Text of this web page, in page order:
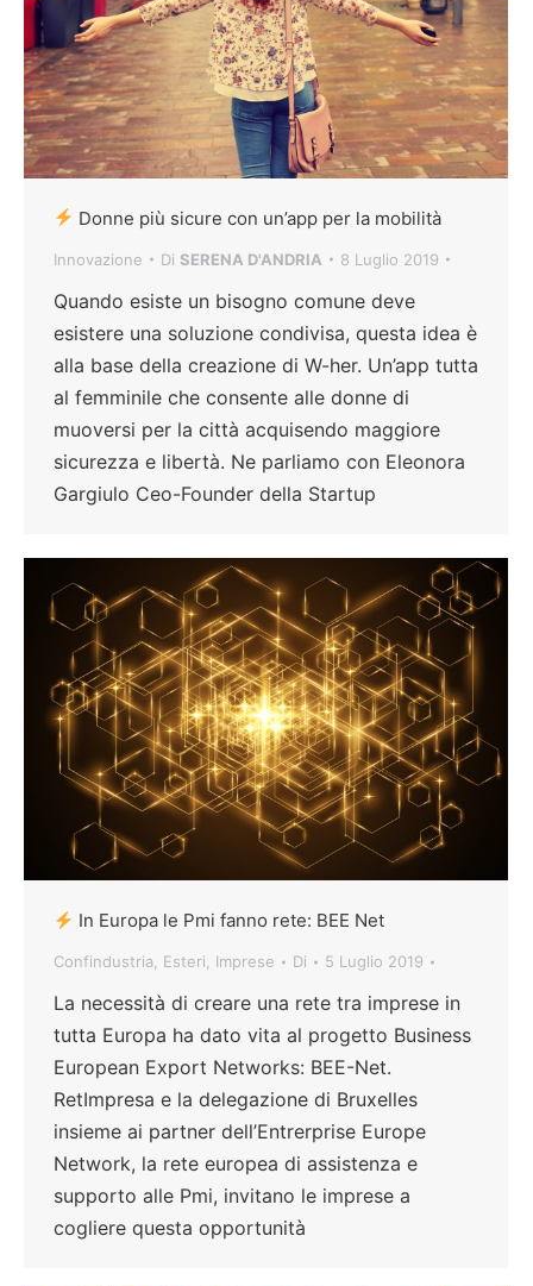
Donne più sicure con un’app per la mobilità
Innovazione Di SERENA D'ANDRIA 8 Luglio 2019
Quando esiste un bisogno comune deve
esistere una soluzione condivisa, questa idea è
alla base della creazione di W-her. Un’app tutta
al femminile che consente alle donne di
muoversi per la città acquisendo maggiore
sicurezza e libertà. Ne parliamo con Eleonora
Gargiulo Ceo-Founder della Startup
In Europa le Pmi fanno rete: BEE Net
Confindustria Esteri Imprese Di 5 Luglio 2019
La necessità di creare una rete tra imprese in
tutta Europa ha dato vita al progetto Business
European Export Networks: BEE-Net.
RetImpresa e la delegazione di Bruxelles
insieme ai partner dell’Entrerprise Europe
Network, la rete europea di assistenza e
supporto alle Pmi, invitano le imprese a
cogliere questa opportunità